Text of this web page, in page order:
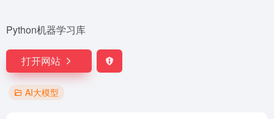
Python机器学习库
打开网站
AI大模型